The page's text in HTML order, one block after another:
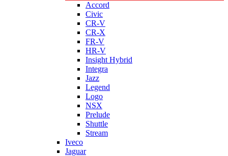
Accord
Civic
CR-V
CR-X
FR-V
HR-V
Insight Hybrid
Integra
Jazz
Legend
Logo
NSX
Prelude
Shuttle
Stream
Iveco
Jaguar